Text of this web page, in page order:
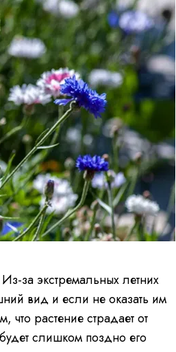
за экстремальных летних
вид и если не оказать им
растение страдает от
слишком поздно его